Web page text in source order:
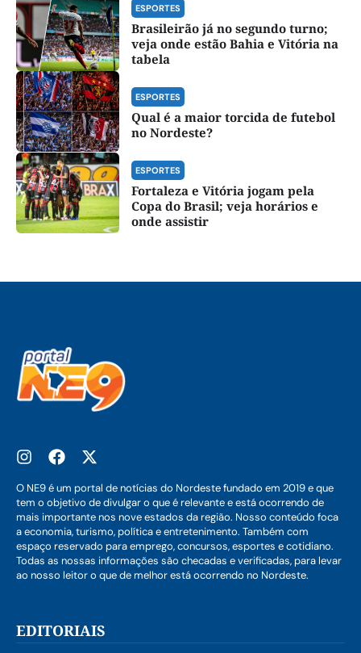
ESPORTES
Brasileirão já no segundo turno;
veja onde estão Bahia e Vitória na
tabela
ESPORTES
Qual é a maior torcida de futebol
no Nordeste?
ESPORTES
Fortaleza e Vitória jogam pela
Copa do Brasil; veja horários e
onde assistir
O NE9 é um portal de notícias do Nordeste fundado em 2019 e que
tem o objetivo de divulgar o que é relevante e está ocorrendo de
mais importante nos nove estados da região. Nosso conteúdo foca
a economia, turismo, política e entretenimento. Também com
espaço reservado para emprego, concursos, esportes e cotidiano.
Todas as nossas informações são checadas e verificadas, para levar
ao nosso leitor o que de melhor está ocorrendo no Nordeste.
EDITORIAIS